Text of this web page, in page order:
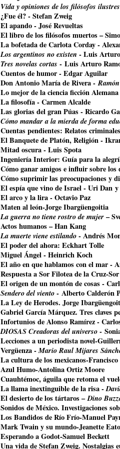
Vida y opiniones de los filósofos ilustres
¿Fue él? - Stefan Zweig
El apando - José Revueltas
El libro de los filósofos muertos –
La bofetada de Carlota Corday -
Los argentinos no existen - Luis
Tres novelas cortas - Luis Arturo
Cuentos de humor - Edgar Aguilar
Don Antonio María de Rivera -
Lo mejor de la ciencia ficción
La filosofía - Carmen Alcalde
Las glorias del gran Púas - Ricardo
Cómo mandar a la mierda de forma
Cuentas pendientes: Relatos
El Banquete de Platón, Religión -
Mitad oscura - Luis Spota
Ingeniería Interior: Guía para la
Cómo ganar amigos e influir sobre los
Cómo suprimir las preocupaciones y
El espía que vino de Israel - Uri Dan
El arco y la lira - Octavio Paz
Maten al león-Jorge Ibargüengoitia
La guerra no tiene rostro de mujer–
Actos humanos – Han Kang
La muerte viene estilando- Andrés
El poder del ahora: Eckhart Tolle
Miguel Ángel - Heinrich Koch
El año en que hablamos con el mar -
Respuesta a Sor Filotea de la Cruz-
El origen de un montón de cosas -
Sendero del viento- Alberto Calderón
La Ley de Herodes. Jorge
Gabriel García Márquez. Tres claves
Infortunios de Alonso Ramírez -
DIOSAS Creadoras del universo-
Lecciones a un periodista novel-
Vergüenza -Mario Raul Mijares
La cultura de los mexicanos-
Azul Humo-Antolina Ortiz Moore
Cuauhtémoc, águila que retoma el
La llama inextinguible de la risa -
El desierto de los tártaros –Dino
Sonidos de México. Investigaciones
Los Bandidos de Río Frío-Manuel
Mark Twain y su mundo-Jeanette
Esperando a Godot-Samuel Beckett
Una vida de Stefan Zweig. Nostalgias